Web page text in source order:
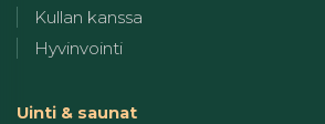
Kullan kanssa
Hyvinvointi
Uinti & saunat